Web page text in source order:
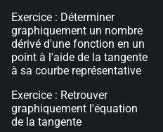
Exercice : Déterminer
graphiquement un nombre
dérivé d'une fonction en un
point à l'aide de la tangente
à sa courbe représentative
Exercice : Retrouver
graphiquement l'équation
de la tangente